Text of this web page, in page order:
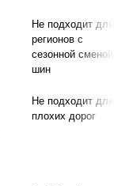
Не подходит для
регионов с
сезонной сменой
шин
Не подходит для
плохих дорог